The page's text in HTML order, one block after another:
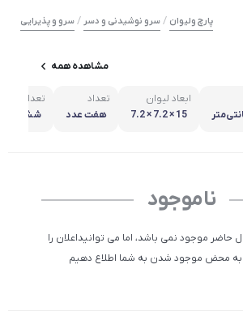
پارچ ولیوان / سرو نوشیدنی و دسر / سرو و پذیرایی
مشاهده همه
ابعاد لیوان
15 × 7.2 × 7.2
تعداد
هفت عدد
تعداد
شش عدد
ناموجود
موجود نمی باشد، اما می توانیداعلان را
به محض موجود شدن به شما اطلاع دهیم